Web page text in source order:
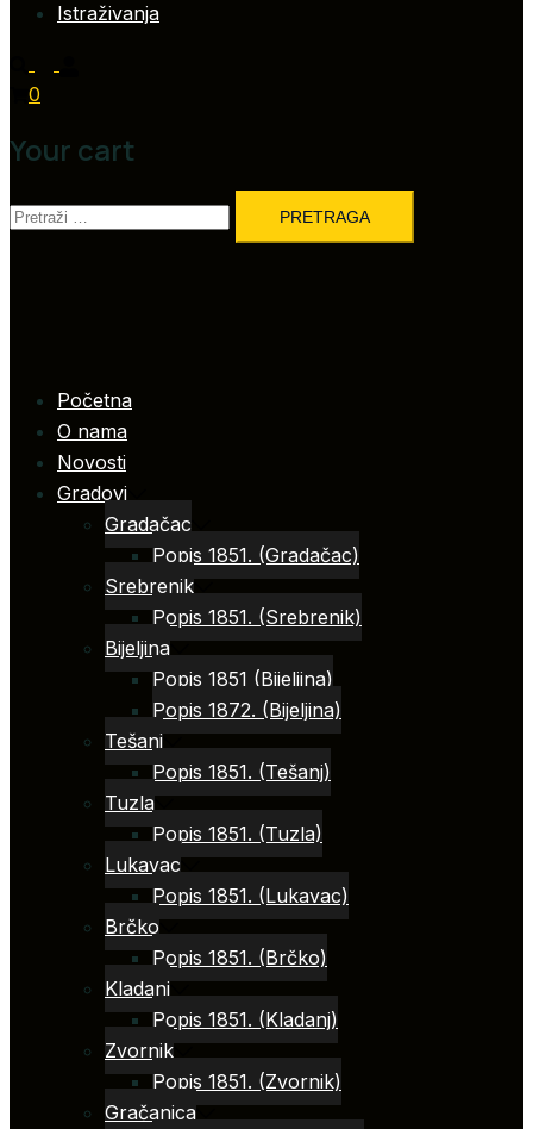
Istraživanja
0
Your cart
Pretraga:
Početna
O nama
Novosti
Gradovi
Gradačac
Popis 1851. (Gradačac)
Srebrenik
Popis 1851. (Srebrenik)
Bijeljina
Popis 1851 (Bijeljina)
Popis 1872. (Bijeljina)
Tešanj
Popis 1851. (Tešanj)
Tuzla
Popis 1851. (Tuzla)
Lukavac
Popis 1851. (Lukavac)
Brčko
Popis 1851. (Brčko)
Kladanj
Popis 1851. (Kladanj)
Zvornik
Popis 1851. (Zvornik)
Gračanica